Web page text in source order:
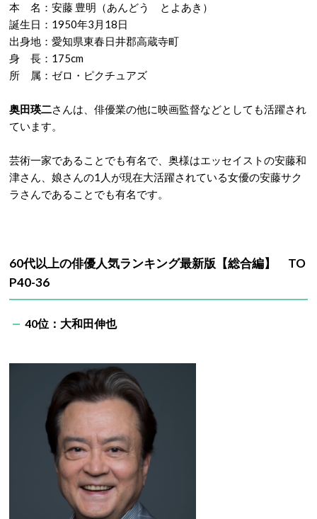
本 名：安藤 豊明（あんどう とよあき）
誕生日：1950年3月18日
出身地：愛知県東春日井郡高蔵寺町
身 長：175cm
所 属：ゼロ・ピクチュアズ
奥田瑛二さんは、俳優業の他に映画監督などとしても活躍され
ています。
芸術一家であることでも有名で、奥様はエッセイストの安藤和
津さん、娘さんの1人が現在大活躍されている女優の安藤サク
ラさんであることでも有名です。
60代以上の俳優人気ランキング最新版【総合編】 TO
P40-36
40位：大和田伸也